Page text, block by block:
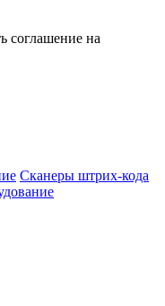
соглашение на
Сканеры штрих-кода